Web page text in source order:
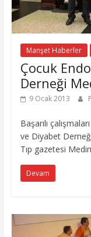
Manşet Haberler
Çocuk
Derneği
9 Ocak 2013
Başarılı
ve Diyabet
Tıp gazetesi
Devam